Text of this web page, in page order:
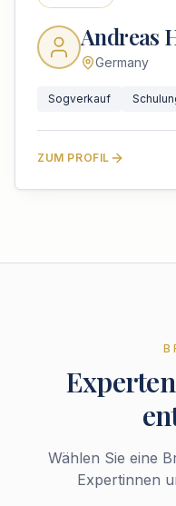
Andreas
Germany
Sogverkauf
ZUM PROFIL
Wählen Sie eine
Expertinnen